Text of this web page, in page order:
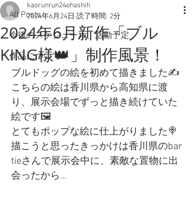
All Posts
今後のスケジュール、活動予定
作品について
2024年6月新作「ブル
KING様👑」制作風景！
kaorunrun24ohashih
2024年6月24日 読了時間: 2分
ブルドッグの絵を初めて描きました✍️
こちらの絵は香川県から高知県に渡
り、展示会場でずっと描き続けていた
絵です🖼️
とてもポップな絵に仕上がりました🍭
描こうと思ったきっかけは香川県のbar
tieさんで展示会中に、素敵な置物に出
会ったから…